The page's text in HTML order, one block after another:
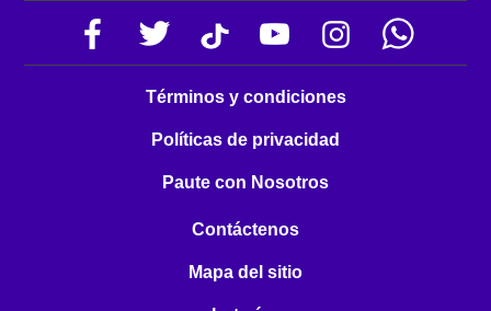
Términos y condiciones
Políticas de privacidad
Paute con Nosotros
Contáctenos
Mapa del sitio